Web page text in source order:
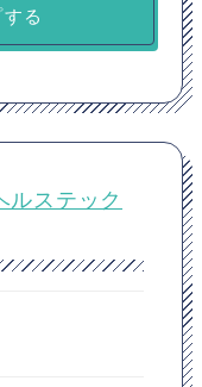
る
ルステック